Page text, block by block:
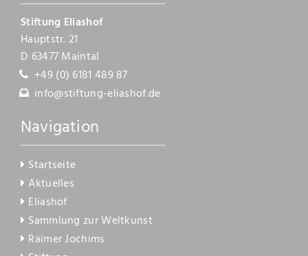
Stiftung Eliashof
Hauptstr. 21
D 63477 Maintal
+49 (0) 6181 489 87
info@stiftung-eliashof.de
Navigation
Startseite
Aktuelles
Eliashof
Sammlung zur Weltkunst
Raimer Jochims